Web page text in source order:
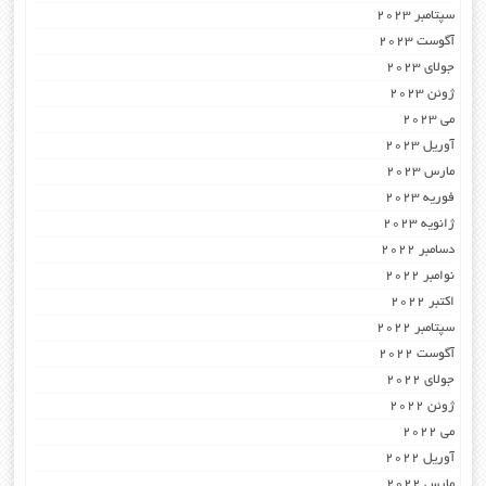
سپتامبر 2023
آگوست 2023
جولای 2023
ژوئن 2023
می 2023
آوریل 2023
مارس 2023
فوریه 2023
ژانویه 2023
دسامبر 2022
نوامبر 2022
اکتبر 2022
سپتامبر 2022
آگوست 2022
جولای 2022
ژوئن 2022
می 2022
آوریل 2022